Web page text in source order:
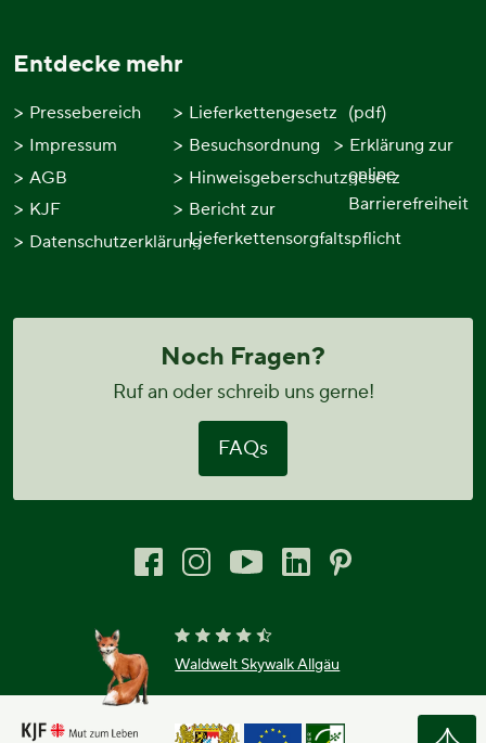
Noch Fragen?
Ruf an oder schreib uns gerne!
FAQs
Waldwelt Skywalk Allgäu
Entdecke mehr
Pressebereich
Impressum
AGB
KJF
Datenschutzerklärung
Lieferkettengesetz
Besuchsordnung
Hinweisgeberschutzgesetz
Bericht zur
Lieferkettensorgfaltspflicht
(pdf)
Erklärung zur
online
Barrierefreiheit